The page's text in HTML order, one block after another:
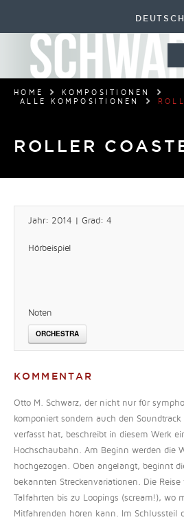
DEUTSCH
HOME
KOMPOSITIONEN
ALLE KOMPOSITIONEN
ROLLER
Jahr: 2014 | Grad: 4
Hörbeispiel
Noten
ORCHESTRA
KOMMENTAR
Otto M. Schwarz, der nicht nur für
komponiert sondern auch den
verfasst hat, beschreibt in diesem Werk
Hochschaubahn. Am Beginn werden die
hochgezogen. Oben angelangt, beginnt
bekannten Streckenvariationen. Die
Talfahrten bis zu Loopings (scream!), wo
Mitfahrenden hören kann. Im Schlussteil